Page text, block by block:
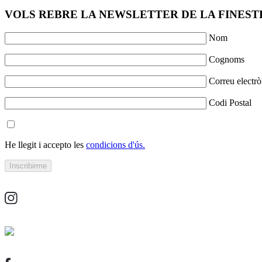
VOLS REBRE LA NEWSLETTER DE LA
Nom
Cognoms
Correu
Codi Postal
He llegit i accepto les condicions d'ús.